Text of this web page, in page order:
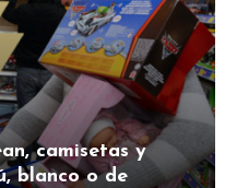
camisetas y
blanco o de